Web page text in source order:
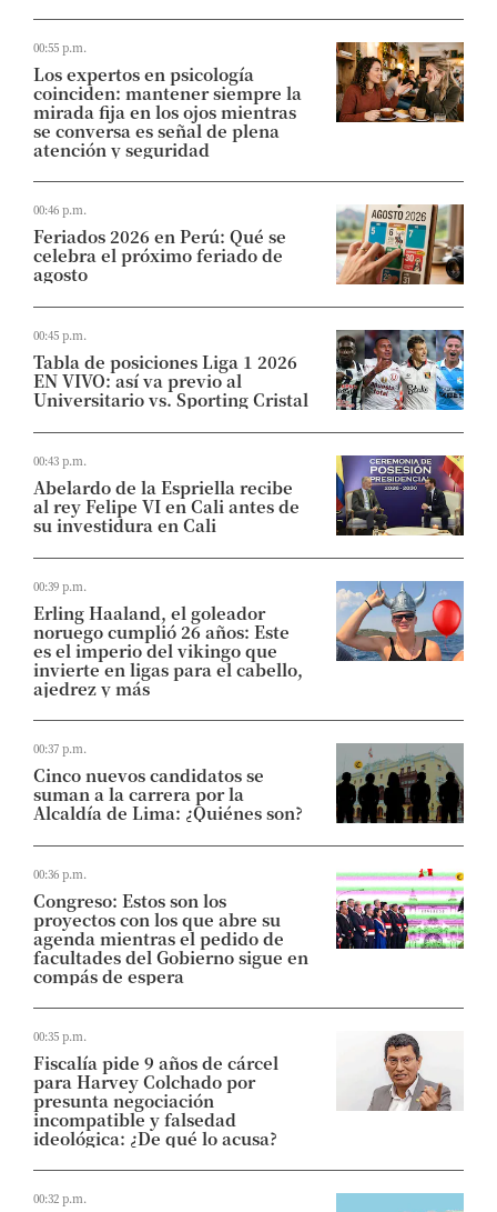
00:55 p.m.
Los expertos en psicología
coinciden: mantener siempre la
mirada fija en los ojos mientras
se conversa es señal de plena
atención y seguridad
00:46 p.m.
Feriados 2026 en Perú: Qué se
celebra el próximo feriado de
agosto
00:45 p.m.
Tabla de posiciones Liga 1 2026
EN VIVO: así va previo al
Universitario vs. Sporting Cristal
00:43 p.m.
Abelardo de la Espriella recibe
al rey Felipe VI en Cali antes de
su investidura en Cali
00:39 p.m.
Erling Haaland, el goleador
noruego cumplió 26 años: Este
es el imperio del vikingo que
invierte en ligas para el cabello,
ajedrez y más
00:37 p.m.
Cinco nuevos candidatos se
suman a la carrera por la
Alcaldía de Lima: ¿Quiénes son?
00:36 p.m.
Congreso: Estos son los
proyectos con los que abre su
agenda mientras el pedido de
facultades del Gobierno sigue en
compás de espera
00:35 p.m.
Fiscalía pide 9 años de cárcel
para Harvey Colchado por
presunta negociación
incompatible y falsedad
ideológica: ¿De qué lo acusa?
00:32 p.m.